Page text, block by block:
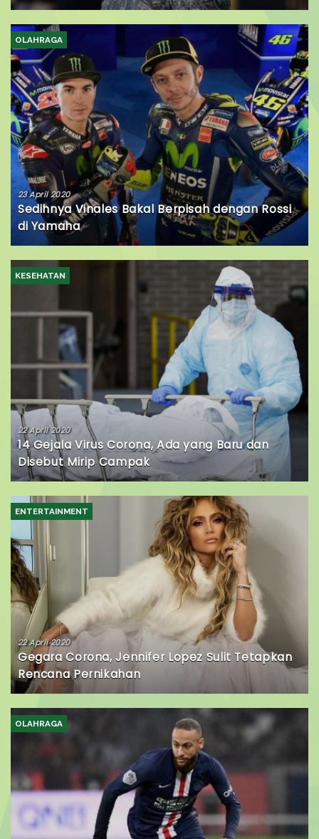
OLAHRAGA
23 April 2020
Sedihnya Vinales Bakal Berpisah dengan Rossi
di Yamaha
KESEHATAN
22 April 2020
14 Gejala Virus Corona, Ada yang Baru dan
Disebut Mirip Campak
ENTERTAINMENT
22 April 2020
Gegara Corona, Jennifer Lopez Sulit Tetapkan
Rencana Pernikahan
OLAHRAGA